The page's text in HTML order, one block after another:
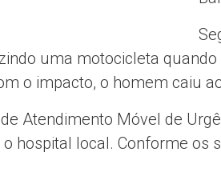
uma motocicleta
o impacto, o homem caiu
Atendimento Móvel de
hospital local. Conforme os